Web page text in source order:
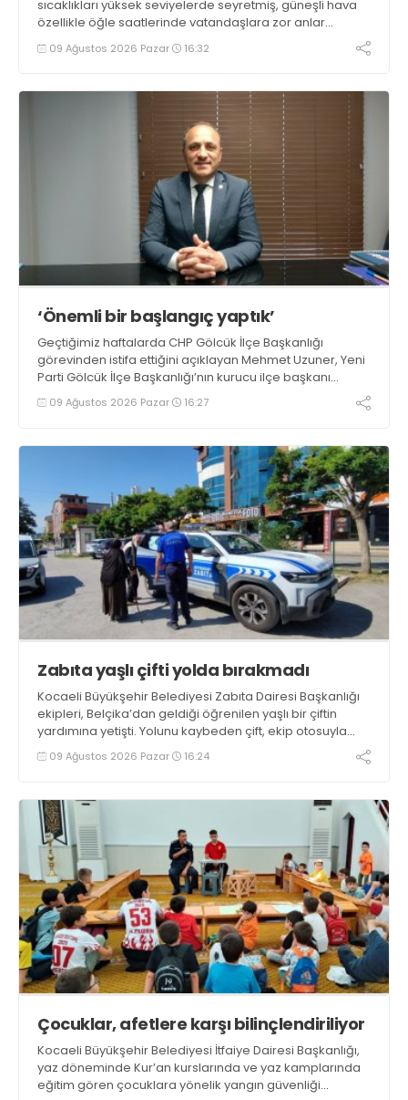
sıcaklıkları yüksek seviyelerde seyretmiş, güneşli hava
özellikle öğle saatlerinde vatandaşlara zor anlar
yaşatmıştı. Yeni haftada sıcaklıkların bir miktar düşmesi
beklenirken parçalı bulutlu ve güneşli hava ihtimali öne
09 Ağustos 2026 Pazar 16:32
‘Önemli bir başlangıç yaptık’
Geçtiğimiz haftalarda CHP Gölcük İlçe Başkanlığı
görevinden istifa ettiğini açıklayan Mehmet Uzuner, Yeni
Parti Gölcük İlçe Başkanlığı’nın kurucu ilçe başkanı
olarak atandı. Uzuner, konuyla ilgili açıklamasında
“Önemli bir başlangıç yaptığımızı düşünüyoruz” dedi
09 Ağustos 2026 Pazar 16:27
Zabıta yaşlı çifti yolda bırakmadı
Kocaeli Büyükşehir Belediyesi Zabıta Dairesi Başkanlığı
ekipleri, Belçika’dan geldiği öğrenilen yaşlı bir çiftin
yardımına yetişti. Yolunu kaybeden çift, ekip otosuyla
gidecekleri noktaya güvenli şekilde ulaştırıldı
09 Ağustos 2026 Pazar 16:24
Çocuklar, afetlere karşı bilinçlendiriliyor
Kocaeli Büyükşehir Belediyesi İtfaiye Dairesi Başkanlığı,
yaz döneminde Kur’an kurslarında ve yaz kamplarında
eğitim gören çocuklara yönelik yangın güvenliği